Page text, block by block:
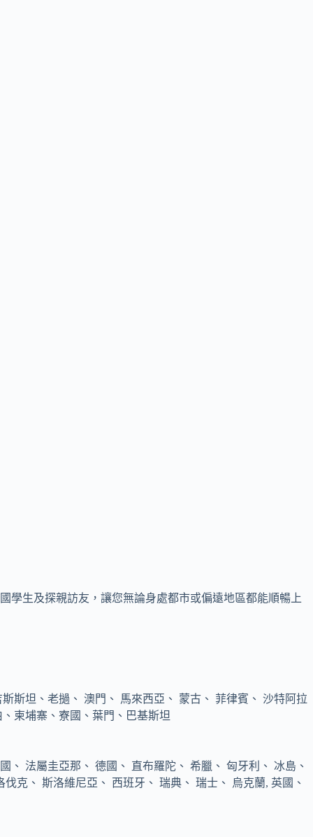
學生及探親訪友，讓您無論身處都市或偏遠地區都能順暢上
斯坦、老撾、 澳門、 馬來西亞、 蒙古、 菲律賓、 沙特阿拉
柬埔寨、寮國、葉門、巴基斯坦
法屬圭亞那、 德國、 直布羅陀、 希臘、 匈牙利、 冰島、
克、 斯洛維尼亞、 西班牙、 瑞典、 瑞士、 烏克蘭, 英國、